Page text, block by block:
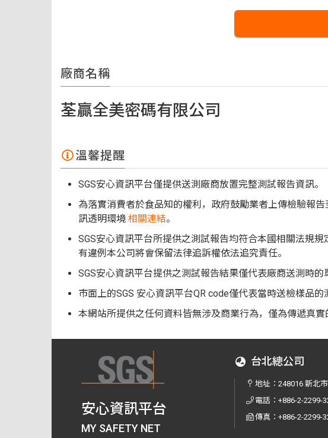
廠商名稱
荃贏全美密碼有限公司
溫馨提醒
SGS安心資訊平台僅提供送測廠商放置完整測試報告資訊。
為落實消費者於食品知的權利，政府鼓勵業者上傳檢驗報
訊透明環境 相關連結。
SGS安心資訊平台所提供之測試報告均符合本國相關法規
有違例本公司將會保留法律追訴權依法追究責任。
SGS安心資訊平台提供之測試報告結果僅代表廠商送測時的
市面上的SGS 安心資訊平台QR code僅代表當時送檢樣品
本網站所提供之任何資料皆無涉及商業行為，僅為傳遞真實
安心資訊平台
MY SAFETY NET
台北總公司
地址： 248016 新北
電話： +886-2-2299-
傳真： +886-2-2299-